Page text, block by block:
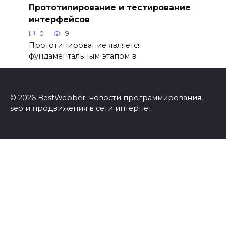
Прототипирование и тестирование
интерфейсов
0 9
Прототипирование является
фундаментальным этапом в
© 2026 BestWebber: новости программирования,
seo и продвижения в сети интернет